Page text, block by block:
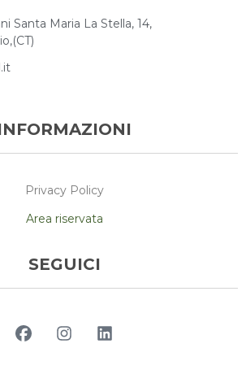
Santa Maria La Stella, 14,
Privacy Policy
Area riservata
SEGUICI